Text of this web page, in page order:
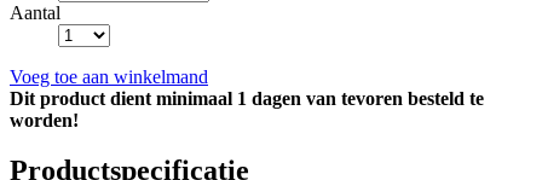
Aantal
Voeg toe aan winkelmand
Dit product dient minimaal 1 dagen van tevoren besteld te
worden!
Productspecificatie